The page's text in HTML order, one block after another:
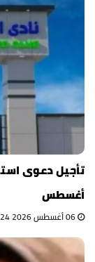
أغسطس